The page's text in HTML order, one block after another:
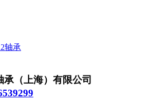
轴承
（上海）有限公司